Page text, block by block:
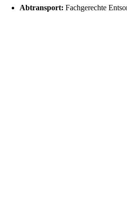
Abtransport: Fachgerechte